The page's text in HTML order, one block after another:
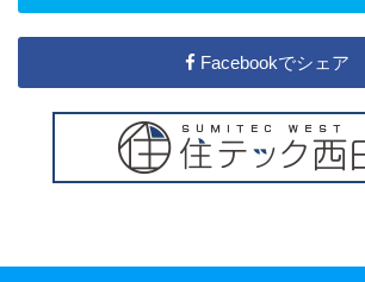
Facebookでシェア